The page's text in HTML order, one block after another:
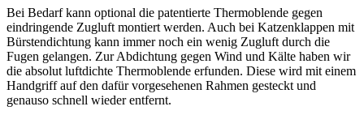
Bei Bedarf kann optional die patentierte Thermoblende gegen
eindringende Zugluft montiert werden. Auch bei Katzenklappen mit
Bürstendichtung kann immer noch ein wenig Zugluft durch die
Fugen gelangen. Zur Abdichtung gegen Wind und Kälte haben wir
die absolut luftdichte Thermoblende erfunden. Diese wird mit einem
Handgriff auf den dafür vorgesehenen Rahmen gesteckt und
genauso schnell wieder entfernt.